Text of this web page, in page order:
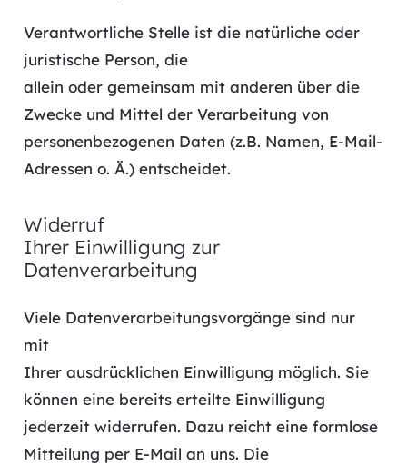
Verantwortliche Stelle ist die natürliche oder
juristische Person, die
allein oder gemeinsam mit anderen über die
Zwecke und Mittel der Verarbeitung von
personenbezogenen Daten (z.B. Namen, E-Mail-
Adressen o. Ä.) entscheidet.
Widerruf
Ihrer Einwilligung zur
Datenverarbeitung
Viele Datenverarbeitungsvorgänge sind nur
mit
Ihrer ausdrücklichen Einwilligung möglich. Sie
können eine bereits erteilte Einwilligung
jederzeit widerrufen. Dazu reicht eine formlose
Mitteilung per E-Mail an uns. Die